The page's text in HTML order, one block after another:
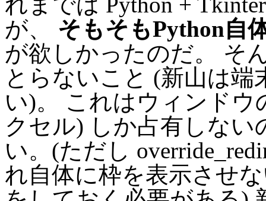
が、 そもそもPython自
が欲しかったのだ。 そ
とらないこと (新山は
い)。 これはウィンドウ
クセル) しか占有しな
い。(ただし
れ自体に枠を表示させ